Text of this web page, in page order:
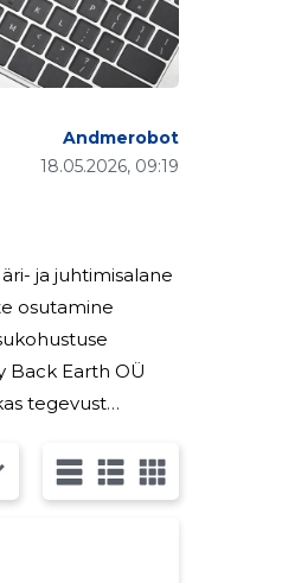
18.05.2026, 09:19
Andmerobot
ja juhtimisalane
osutamine
tegevust